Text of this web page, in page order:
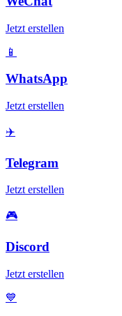
Jetzt erstellen
📱
WhatsApp
Jetzt erstellen
✈️
Telegram
Jetzt erstellen
🎮
Discord
Jetzt erstellen
💙